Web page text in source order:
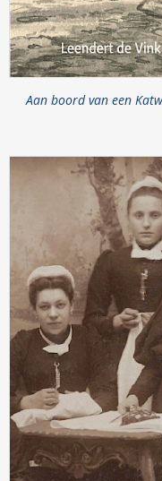
Aan boord van een